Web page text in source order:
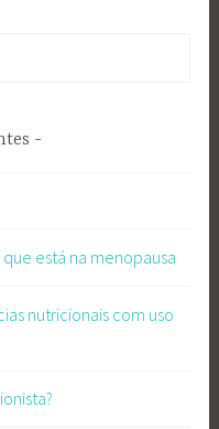
está na menopausa
nutricionais com uso